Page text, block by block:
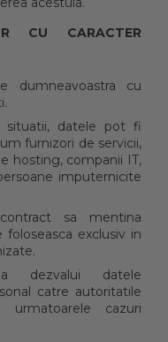
CU CARACTER
dumneavoastra cu
situatii, datele pot fi
furnizori de servicii,
hosting, companii IT,
imputernicite
sa mentina
exclusiv in
dezvalui datele
catre autoritatile
cazuri